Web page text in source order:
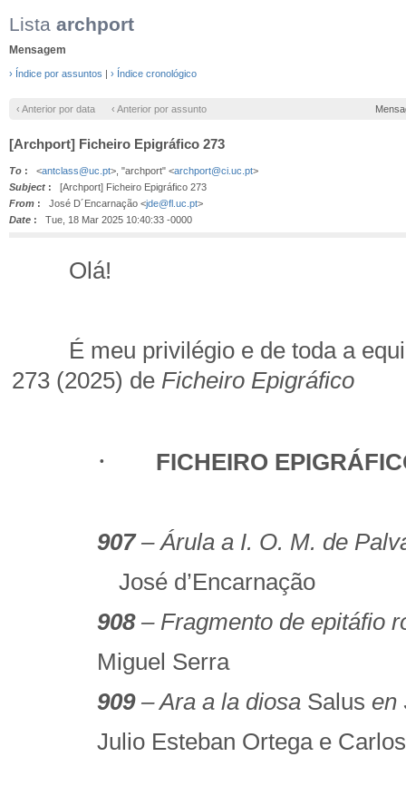
Lista archport
Mensagem
› Índice por assuntos | › Índice cronológico
‹ Anterior por data ‹ Anterior por assunto
[Archport] Ficheiro Epigráfico 273
To : <antclass@uc.pt>, "archport" <archport@ci.uc.pt>
Subject : [Archport] Ficheiro Epigráfico 273
From : José D´Encarnação <jde@fl.uc.pt>
Date : Tue, 18 Mar 2025 10:40:33 -0000
Olá!
É meu privilégio e de toda a
273 (2025) de Ficheiro Epigráfico
· FICHEIRO
907– Árula a I. O. M. de
José d’Encarnação
908– Fragmento de epitáfio
Miguel Serra
909– Ara a la diosa Salus en
Julio Esteban Ortega e